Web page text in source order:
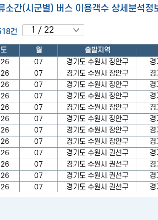
소간(시군별) 버스 이용객수 상세분석정
건
월 출발지역
07 경기도 수원시 장안구 경
07 경기도 수원시 장안구 경
07 경기도 수원시 장안구 경
07 경기도 수원시 장안구 경
07 경기도 수원시 장안구 경
07 경기도 수원시 장안구 경
07 경기도 수원시 장안구 경
07 경기도 수원시 장안구 경
07 경기도 수원시 권선구 경
07 경기도 수원시 권선구 경
07 경기도 수원시 권선구 경
07 경기도 수원시 권선구 경